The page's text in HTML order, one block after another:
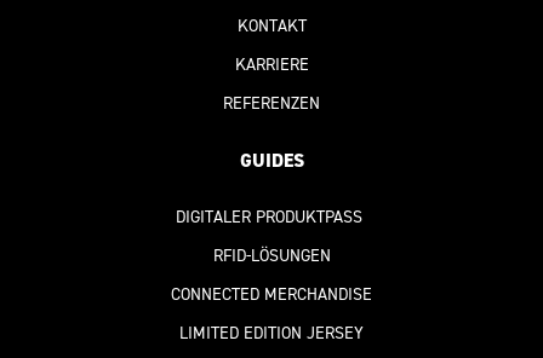
KONTAKT
KARRIERE
REFERENZEN
GUIDES
DIGITALER PRODUKTPASS
RFID-LÖSUNGEN
CONNECTED MERCHANDISE
LIMITED EDITION JERSEY